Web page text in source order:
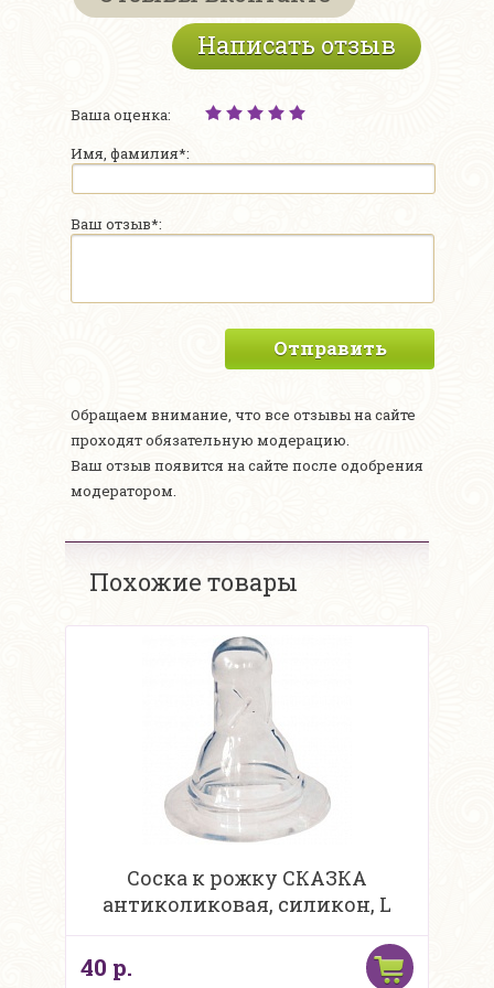
Написать отзыв
Ваша оценка:
Имя, фамилия*:
Ваш отзыв*:
Отправить
Обращаем внимание, что все отзывы на сайте
проходят обязательную модерацию.
Ваш отзыв появится на сайте после одобрения
модератором.
Похожие товары
Соска к рожку СКАЗКА
антиколиковая, силикон, L
40 р.